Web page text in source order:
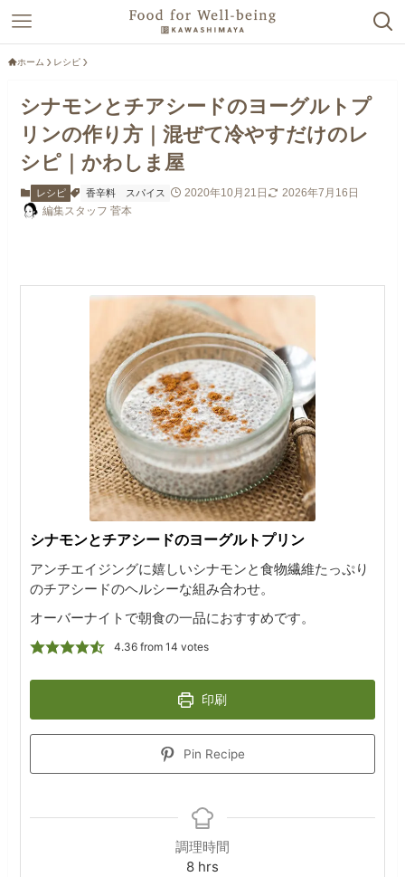
ホーム レシピ
シナモンとチアシードのヨーグルトプ
リンの作り方｜混ぜて冷やすだけのレ
シピ｜かわしま屋
レシピ 香辛料 スパイス 2020年10月21日
2026年7月16日
編集スタッフ 菅本
シナモンとチアシードのヨーグルトプリン
アンチエイジングに嬉しいシナモンと食物繊維たっぷり
のチアシードのヘルシーな組み合わせ。
オーバーナイトで朝食の一品におすすめです。
4.36from 14 votes
印刷
Pin Recipe
調理時間
8hours
hrs